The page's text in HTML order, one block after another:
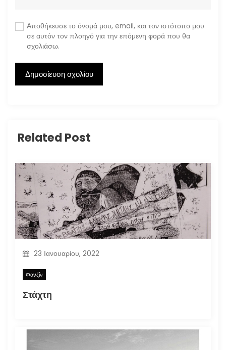
Αποθήκευσε το όνομά μου, email, και τον ιστότοπο μου
σε αυτόν τον πλοηγό για την επόμενη φορά που θα
σχολιάσω.
Related Post
23 Ιανουαρίου, 2022
Φανζίν
Στάχτη